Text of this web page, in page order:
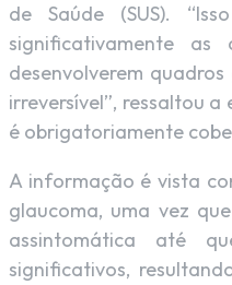
de Saúde (SUS).
significativamente as
desenvolverem
irreversível”, ressaltou
é obrigatoriamente
A informação é vista
glaucoma, uma vez
assintomática até
significativos,